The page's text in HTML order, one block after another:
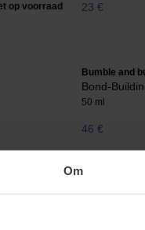
Om
op voorraad 23 €
Bumble and
Bond-
50 ml
46 €